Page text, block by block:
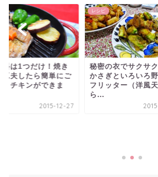
料は1つだけ！焼き
工夫したら簡単にご
うチキンができま
2015-12-27
レシピ
秘密の衣でサクサ
かさぎといろいろ
フリッター（洋風
ら...